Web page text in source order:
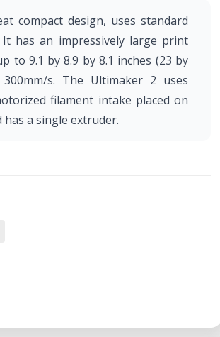
compact design, uses standard
has an impressively large print
to 9.1 by 8.9 by 8.1 inches (23 by
s. The Ultimaker 2 uses
filament intake placed on
a single extruder.